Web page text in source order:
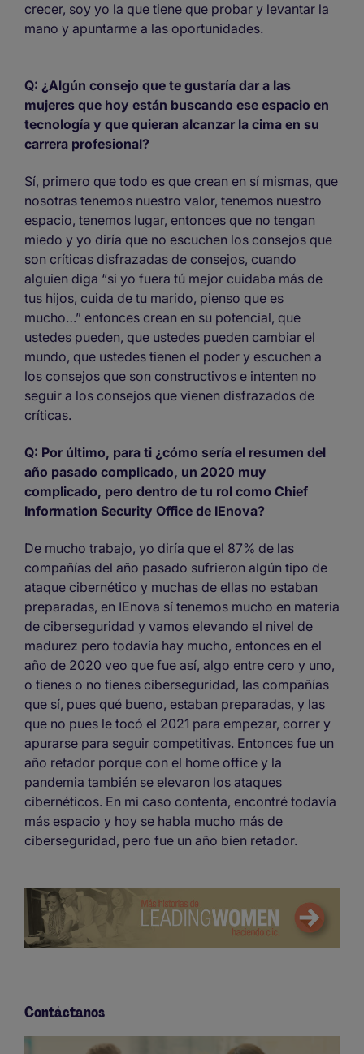
crecer, soy yo la que tiene que probar y levantar la
mano y apuntarme a las oportunidades.
Q: ¿Algún consejo que te gustaría dar a las
mujeres que hoy están buscando ese espacio en
tecnología y que quieran alcanzar la cima en su
carrera profesional?
Sí, primero que todo es que crean en sí mismas, que
nosotras tenemos nuestro valor, tenemos nuestro
espacio, tenemos lugar, entonces que no tengan
miedo y yo diría que no escuchen los consejos que
son críticas disfrazadas de consejos, cuando
alguien diga “si yo fuera tú mejor cuidaba más de
tus hijos, cuida de tu marido, pienso que es
mucho…” entonces crean en su potencial, que
ustedes pueden, que ustedes pueden cambiar el
mundo, que ustedes tienen el poder y escuchen a
los consejos que son constructivos e intenten no
seguir a los consejos que vienen disfrazados de
críticas.
Q: Por último, para ti ¿cómo sería el resumen del
año pasado complicado, un 2020 muy
complicado, pero dentro de tu rol como Chief
Information Security Office de IEnova?
De mucho trabajo, yo diría que el 87% de las
compañías del año pasado sufrieron algún tipo de
ataque cibernético y muchas de ellas no estaban
preparadas, en IEnova sí tenemos mucho en materia
de ciberseguridad y vamos elevando el nivel de
madurez pero todavía hay mucho, entonces en el
año de 2020 veo que fue así, algo entre cero y uno,
o tienes o no tienes ciberseguridad, las compañías
que sí, pues qué bueno, estaban preparadas, y las
que no pues le tocó el 2021 para empezar, correr y
apurarse para seguir competitivas. Entonces fue un
año retador porque con el home office y la
pandemia también se elevaron los ataques
cibernéticos. En mi caso contenta, encontré todavía
más espacio y hoy se habla mucho más de
ciberseguridad, pero fue un año bien retador.
Contáctanos